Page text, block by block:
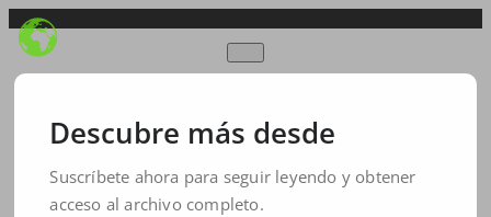
formación
Descubre más desde
Suscríbete ahora para seguir leyendo y obtener
acceso al archivo completo.